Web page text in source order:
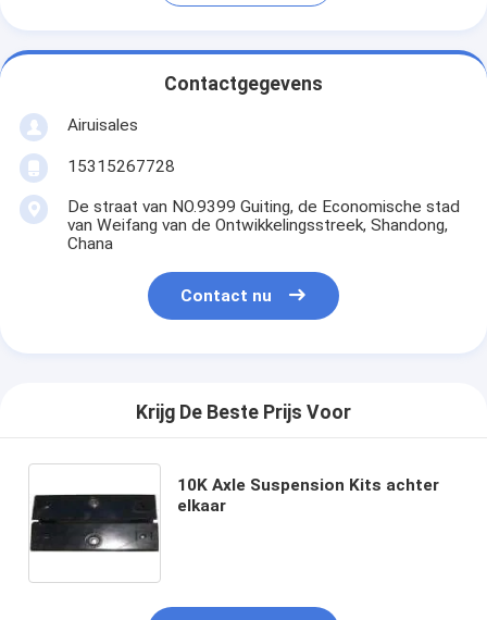
Contactgegevens
Airuisales
15315267728
De straat van NO.9399 Guiting, de Economische stad
van Weifang van de Ontwikkelingsstreek, Shandong,
Chana
Contact nu
Krijg De Beste Prijs Voor
10K Axle Suspension Kits achter
elkaar